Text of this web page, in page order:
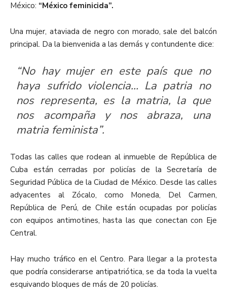
México: “México feminicida”.
Una mujer, ataviada de negro con morado, sale del balcón
principal. Da la bienvenida a las demás y contundente dice:
“No hay mujer en este país que no
haya sufrido violencia… La patria no
nos representa, es la matria, la que
nos acompaña y nos abraza, una
matria feminista”.
Todas las calles que rodean al inmueble de República de
Cuba están cerradas por policías de la Secretaría de
Seguridad Pública de la Ciudad de México. Desde las calles
adyacentes al Zócalo, como Moneda, Del Carmen,
República de Perú, de Chile están ocupadas por policías
con equipos antimotines, hasta las que conectan con Eje
Central.
Hay mucho tráfico en el Centro. Para llegar a la protesta
que podría considerarse antipatriótica, se da toda la vuelta
esquivando bloques de más de 20 policías.